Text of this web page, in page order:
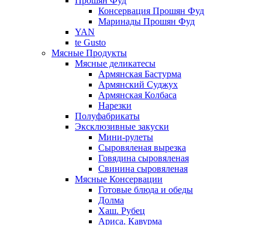
Консервация Прошян Фуд
Маринады Прошян Фуд
YAN
te Gusto
Мясные Продукты
Мясные деликатесы
Армянская Бастурма
Армянский Суджух
Армянская Колбаса
Нарезки
Полуфабрикаты
Эксклюзивные закуски
Мини-рулеты
Сыровяленая вырезка
Говядина сыровяленая
Свинина сыровяленая
Мясные Консервации
Готовые блюда и обеды
Долма
Хаш. Рубец
Ариса. Кавурма